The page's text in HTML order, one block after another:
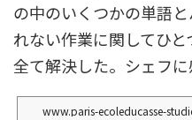
の中のいくつかの単語
れない作業に関してひ
全て解決した。シェフ
www.paris-ecoleducasse-